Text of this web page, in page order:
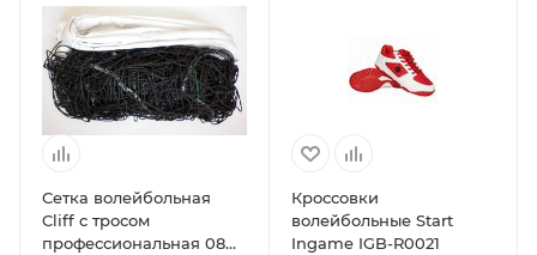
Сетка волейбольная
Cliff с тросом
профессиональная 0807
Кроссовки
волейбольные Start
Ingame IGB-R0021